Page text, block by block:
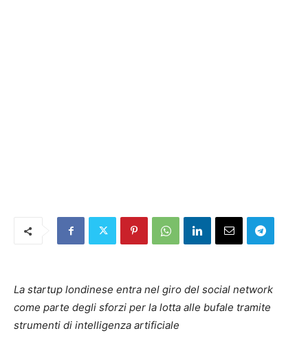
La startup londinese entra nel giro del social network
come parte degli sforzi per la lotta alle bufale tramite
strumenti di intelligenza artificiale